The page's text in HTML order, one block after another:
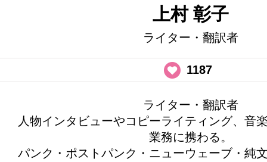
上村 彰子
ライター・翻訳者
1187
ライター・翻訳者
人物インタビューやコピーライティング、音
業務に携わる。
パンク・ポストパンク・ニューウェーブ・純